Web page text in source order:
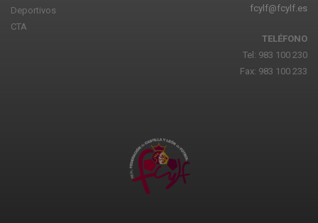
Deportivos
CTA
fcylf@fcylf.es
TELÉFONO
Tel: 983 100 230
Fax: 983 100 233